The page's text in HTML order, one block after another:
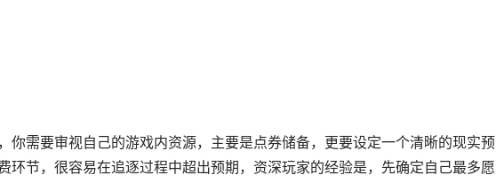
你需要审视自己的游戏内资源，主要是点券储备，更要设定一个清晰的现实预
环节，很容易在追逐过程中超出预期，资深玩家的经验是，先确定自己最多愿